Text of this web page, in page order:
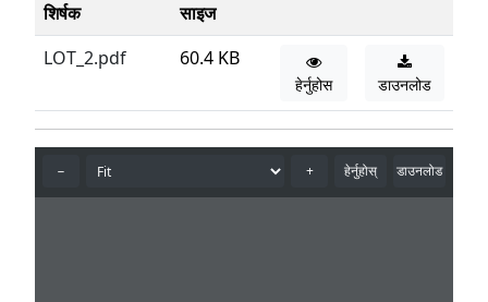
शिर्षक
साइज
LOT_2.pdf 60.4 KB
हेर्नुहोस डाउनलोड